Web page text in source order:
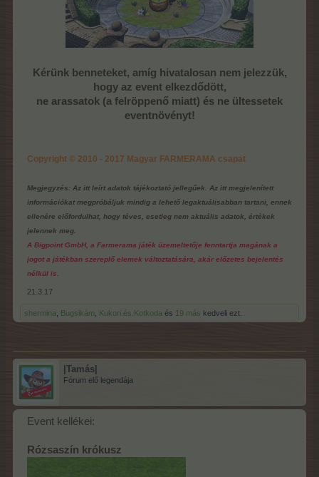
Kérünk benneteket, amíg hivatalosan nem jelezzük,
hogy az event elkezdődött,
ne arassatok (a felröppenő miatt) és ne ültessetek
eventnövényt!
Copyright © 2010 - 2017 Magyar FARMERAMA csapat
Megjegyzés: Az itt leírt adatok tájékoztató jellegűek. Az itt megjelenített
információkat megpróbáljuk mindig a lehető legaktuálisabban tartani, ennek
ellenére előfordulhat, hogy téves, esetleg nem aktuális adatok, értékek
jelennek meg.
A Bigpoint GmbH, a Farmerama játék üzemeltetője fenntartja magának a
jogot a játékban szereplő elemek változtatására, akár előzetes bejelentés
nélkül is.
21.3.17
shermina Bugsikám Kukori.és.Kotkoda és 19 más kedveli ezt.
|Tamás|
Fórum elő legendája
Event kellékei:
Rózsaszín krókusz